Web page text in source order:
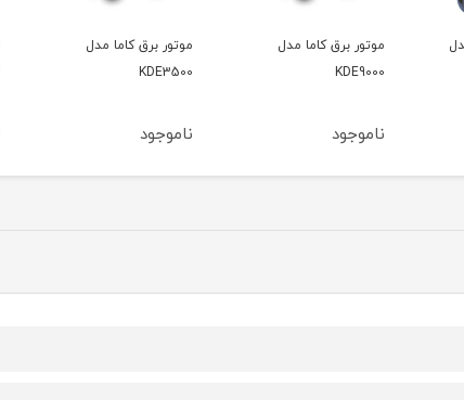
موتور برق کاما مدل
KDE3500
ناموجود
موتور برق وکسون مدل
VK9500V2
ناموجود